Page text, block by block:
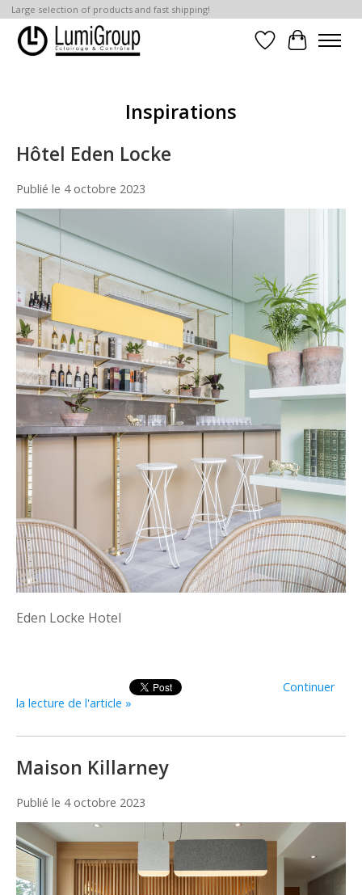
Large selection of products and fast shipping!
Liste dePanier
Inspirations
Hôtel Eden Locke
Publié le 4 octobre 2023
Eden Locke Hotel
Continuer
la lecture de l'article »
Maison Killarney
Publié le 4 octobre 2023